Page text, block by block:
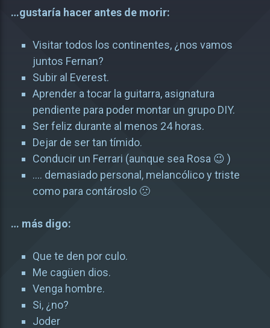
…gustaría hacer antes de morir:
Visitar todos los continentes, ¿nos vamos
juntos Fernan?
Subir al Everest.
Aprender a tocar la guitarra, asignatura
pendiente para poder montar un grupo DIY.
Ser feliz durante al menos 24 horas.
Dejar de ser tan tímido.
Conducir un Ferrari (aunque sea Rosa 😉 )
…. demasiado personal, melancólico y triste
como para contároslo 🙁
… más digo:
Que te den por culo.
Me cagüen dios.
Venga hombre.
Si, ¿no?
Joder